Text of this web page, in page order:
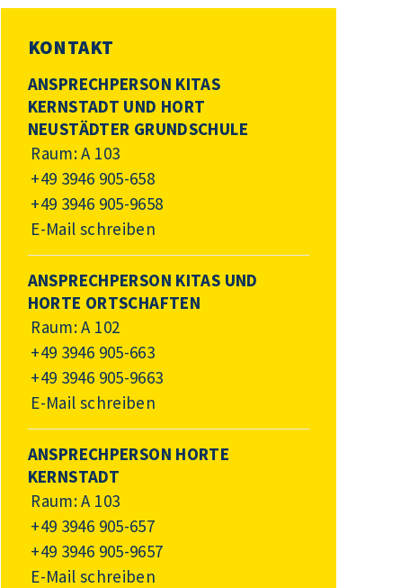
KONTAKT
ANSPRECHPERSON KITAS
KERNSTADT UND HORT
NEUSTÄDTER GRUNDSCHULE
Raum: A 103
+49 3946 905-658
+49 3946 905-9658
E-Mail schreiben
ANSPRECHPERSON KITAS UND
HORTE ORTSCHAFTEN
Raum: A 102
+49 3946 905-663
+49 3946 905-9663
E-Mail schreiben
ANSPRECHPERSON HORTE
KERNSTADT
Raum: A 103
+49 3946 905-657
+49 3946 905-9657
E-Mail schreiben